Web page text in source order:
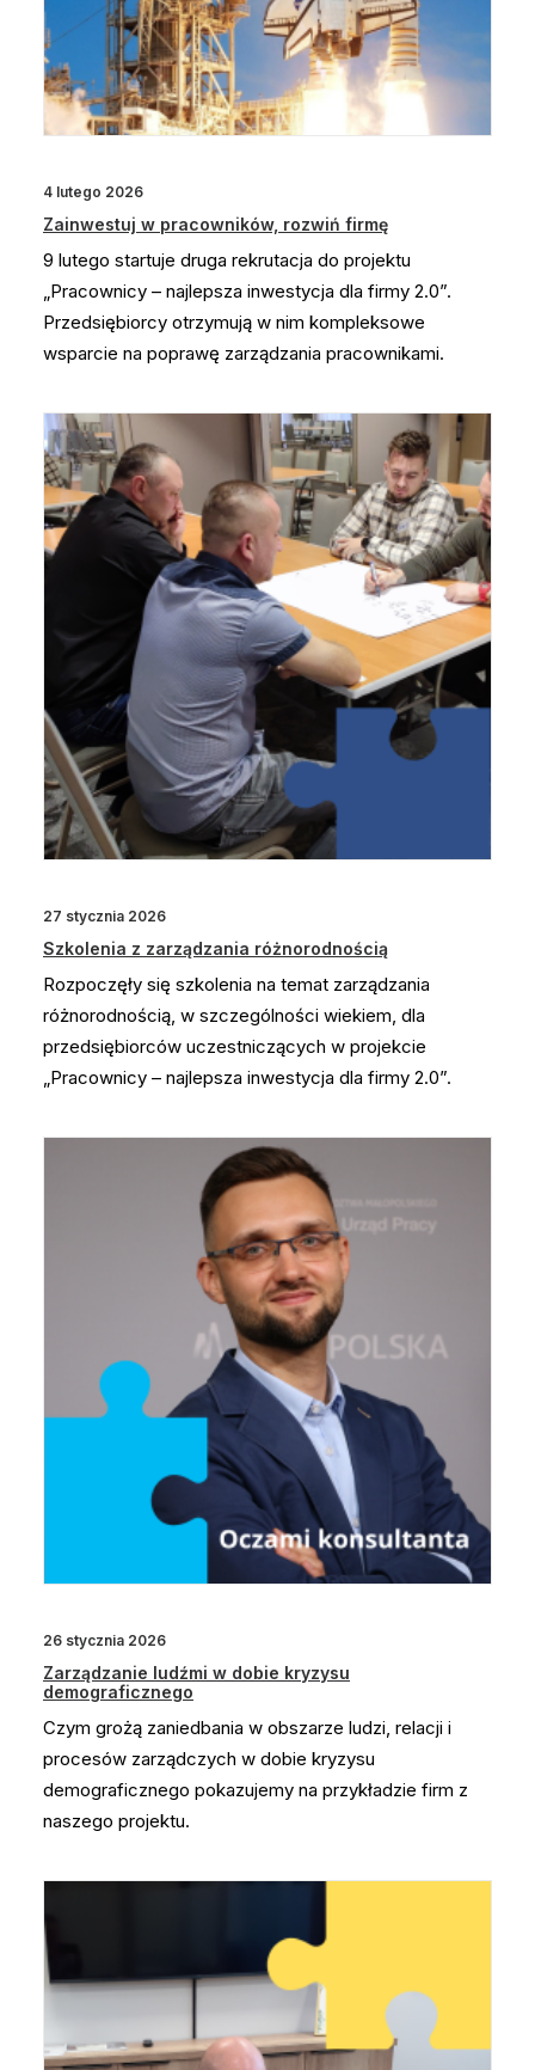
4 lutego 2026
Zainwestuj w pracowników, rozwiń firmę
9 lutego startuje druga rekrutacja do projektu
„Pracownicy – najlepsza inwestycja dla firmy 2.0”.
Przedsiębiorcy otrzymują w nim kompleksowe
wsparcie na poprawę zarządzania pracownikami.
27 stycznia 2026
Szkolenia z zarządzania różnorodnością
Rozpoczęły się szkolenia na temat zarządzania
różnorodnością, w szczególności wiekiem, dla
przedsiębiorców uczestniczących w projekcie
„Pracownicy – najlepsza inwestycja dla firmy 2.0”.
26 stycznia 2026
Zarządzanie ludźmi w dobie kryzysu
demograficznego
Czym grożą zaniedbania w obszarze ludzi, relacji i
procesów zarządczych w dobie kryzysu
demograficznego pokazujemy na przykładzie firm z
naszego projektu.